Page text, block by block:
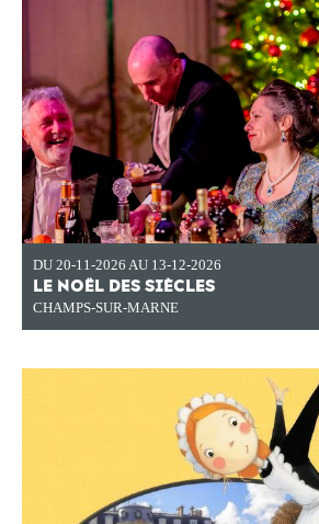
DU 20-11-2026 AU 13-12-2026
LE NOËL DES SIÈCLES
CHAMPS-SUR-MARNE